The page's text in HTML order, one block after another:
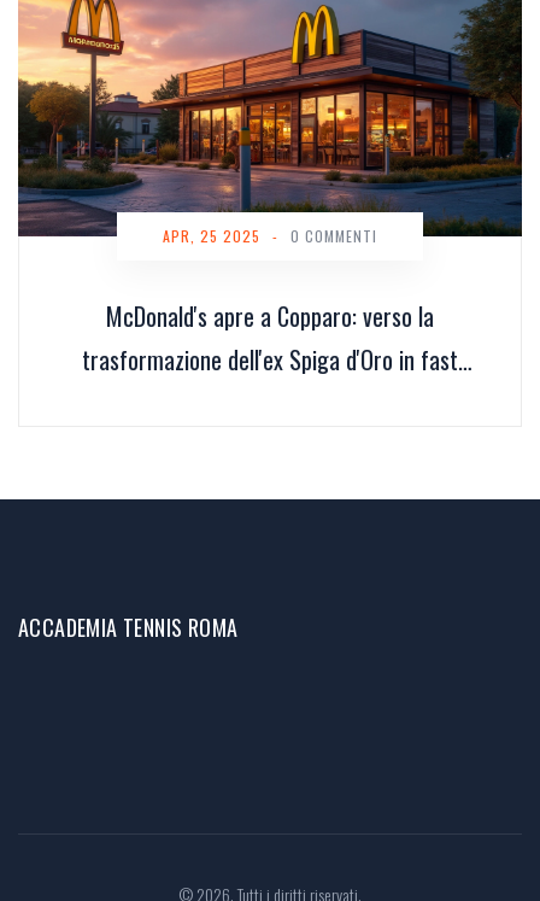
McDonald's apre a Copparo: verso la
trasformazione dell'ex Spiga d'Oro in fast
APR, 25 2025 - 0 COMMENTI
ACCADEMIA TENNIS ROMA
© 2026. Tutti i diritti riservati.